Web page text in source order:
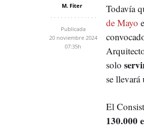
M. Fiter
Publicada
20 noviembre 2024
07:35h
Todavía
de Mayo
solo
se
El
130.000